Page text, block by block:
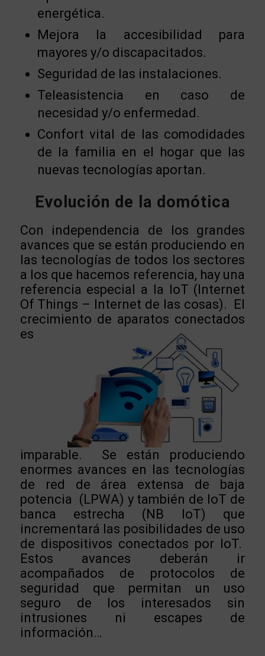
energética.
Mejora la accesibilidad para
mayores y/o discapacitados.
Seguridad de las instalaciones.
Teleasistencia en caso de
necesidad y/o enfermedad.
Confort vital de las comodidades
de la familia en el hogar que las
nuevas tecnologías aportan.
Evolución de la domótica
Con independencia de los grandes
avances que se están produciendo en
las tecnologías de todos los sectores
a los que hacemos referencia, hay una
referencia especial a la IoT (Internet
Of Things – Internet de las cosas). El
crecimiento de aparatos conectados
es
imparable. Se están produciendo
enormes avances en las tecnologías
de red de área extensa de baja
potencia (LPWA) y también de IoT de
banca estrecha (NB IoT) que
incrementará las posibilidades de uso
de dispositivos conectados por IoT.
Estos avances deberán ir
acompañados de protocolos de
seguridad que permitan un uso
seguro de los interesados sin
intrusiones ni escapes de
información…